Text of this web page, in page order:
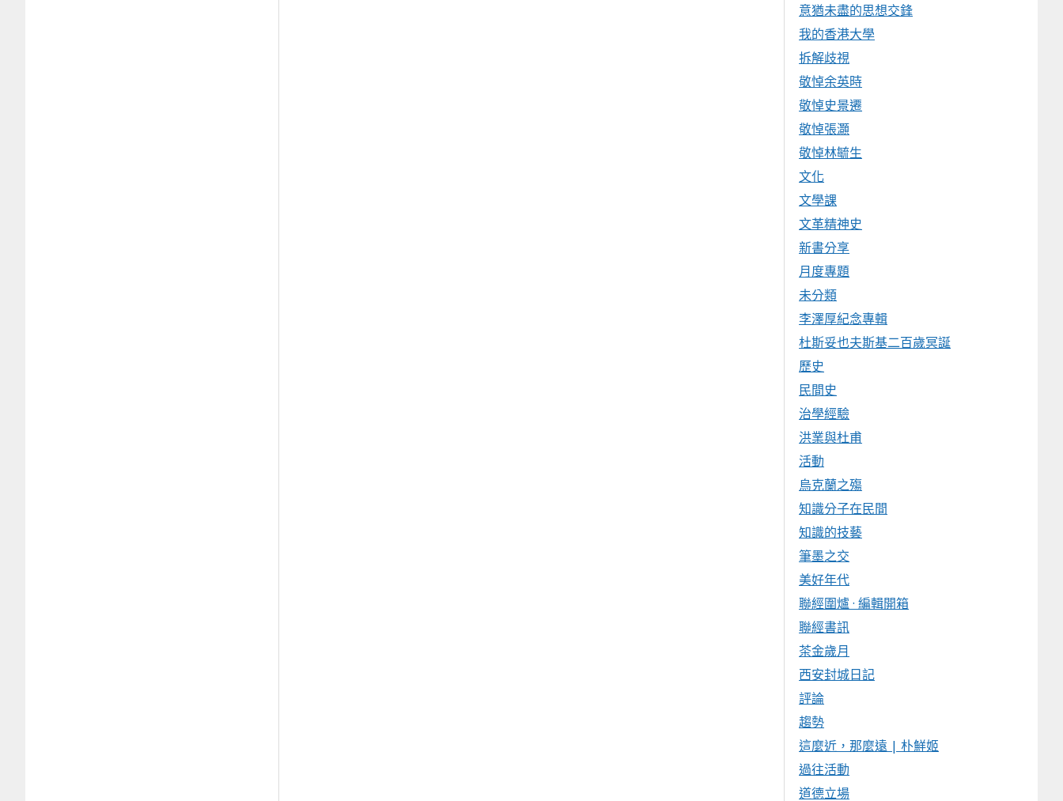
意猶未盡的思想交鋒
我的香港大學
拆解歧視
敬悼余英時
敬悼史景遷
敬悼張灝
敬悼林毓生
文化
文學課
文革精神史
新書分享
月度專題
未分類
李澤厚紀念專輯
杜斯妥也夫斯基二百歲冥誕
歷史
民間史
治學經驗
洪業與杜甫
活動
烏克蘭之殤
知識分子在民間
知識的技藝
筆墨之交
美好年代
聯經圍爐 · 編輯開箱
聯經書訊
茶金歲月
西安封城日記
評論
趨勢
這麼近，那麼遠 | 朴鮮姬
過往活動
道德立場